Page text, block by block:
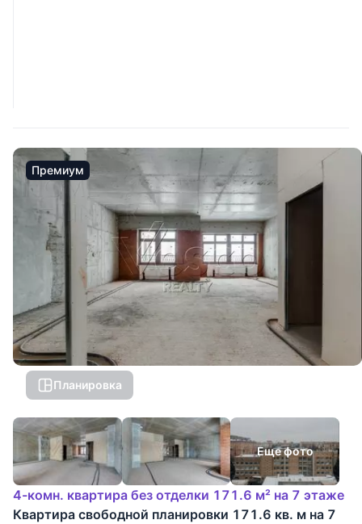
Премиум
Планировка
Еще фото
4-комн. квартира без отделки 171.6 м² на 7 этаже
Квартира свободной планировки 171.6 кв. м на 7